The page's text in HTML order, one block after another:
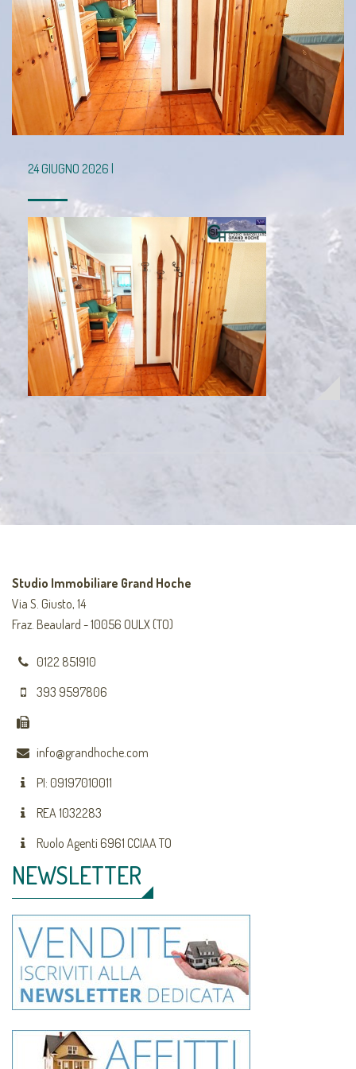
24 GIUGNO 2026 |
Studio Immobiliare Grand Hoche
Via S. Giusto, 14
Fraz. Beaulard - 10056 OULX (TO)
0122 851910
393 9597806
info@grandhoche.com
PI: 09197010011
REA 1032283
Ruolo Agenti 6961 CCIAA TO
NEWSLETTER